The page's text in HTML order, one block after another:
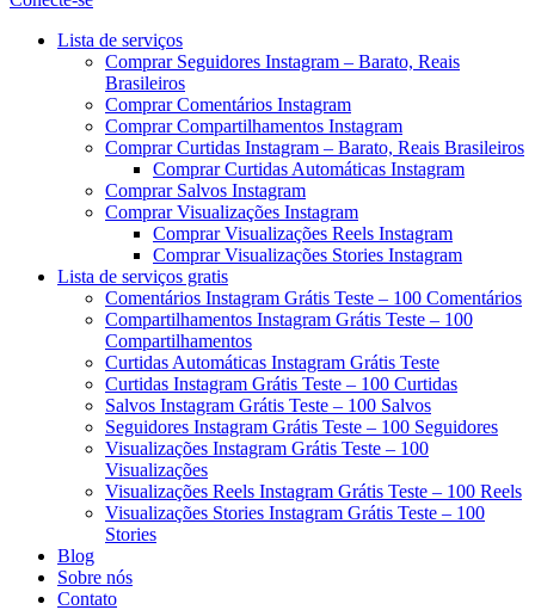
Menu
Lista de serviços
Comprar Seguidores Instagram – Barato, Reais
Brasileiros
Comprar Comentários Instagram
Comprar Compartilhamentos Instagram
Comprar Curtidas Instagram – Barato, Reais Brasileiros
Comprar Curtidas Automáticas Instagram
Comprar Salvos Instagram
Comprar Visualizações Instagram
Comprar Visualizações Reels Instagram
Comprar Visualizações Stories Instagram
Lista de serviços gratis
Comentários Instagram Grátis Teste – 100 Comentários
Compartilhamentos Instagram Grátis Teste – 100
Compartilhamentos
Curtidas Automáticas Instagram Grátis Teste
Curtidas Instagram Grátis Teste – 100 Curtidas
Salvos Instagram Grátis Teste – 100 Salvos
Seguidores Instagram Grátis Teste – 100 Seguidores
Visualizações Instagram Grátis Teste – 100
Visualizações
Visualizações Reels Instagram Grátis Teste – 100 Reels
Visualizações Stories Instagram Grátis Teste – 100
Stories
Blog
Sobre nós
Contato